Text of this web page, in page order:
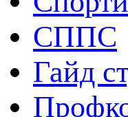
СППС
Гайд